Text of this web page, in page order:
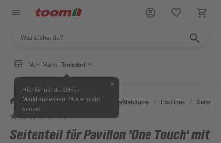
Mein Markt: Troisdorf
Hier kannst du deinen
Markt anpassen , falls er nicht
stimmt.
✕
/ Garten & Freizeit / Garten- & Gerätehäuser / Pavillons /
Seitenteil für Pavillon 'One Touch' mit